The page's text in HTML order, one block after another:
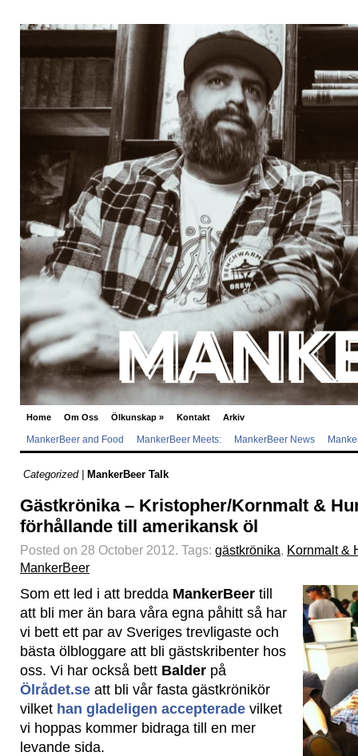
Home Om Oss Ölkunskap » Kontakt Arkiv
MankerBeer and Food MankerBeer Meets: MankerBeer News
Categorized | MankerBeer Talk
Gästkrönika – Kristopher/Kornmalt &
förhållande till amerikansk öl
Posted on 28 October 2012. Tags: gästkrönika, Kornmalt &
MankerBeer
Som ett led i att bredda MankerBeer till
att bli mer än bara våra egna påhitt så har
vi bett ett par av Sveriges trevligaste och
bästa ölbloggare att bli gästskribenter hos
oss. Vi har också bett Balder på
Ölrådet.se att bli vår fasta gästkrönikör
vilket han gladeligen accepterade vilket
vi hoppas kommer bidraga till en mer
levande sida.